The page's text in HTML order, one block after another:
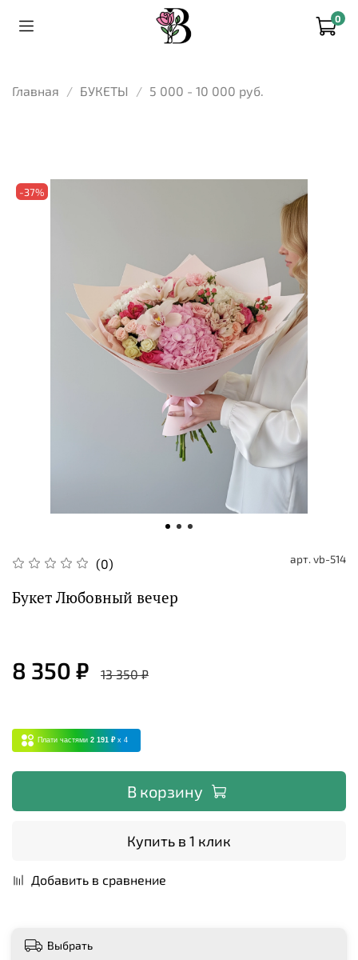
0
Главная БУКЕТЫ 5 000 - 10 000 руб.
-37%
(0) арт. vb-514
Букет Любовный вечер
8 350 ₽ 13 350 ₽
Плати частями 2 191 ₽ x 4
В корзину
Купить в 1 клик
Добавить в сравнение
Выбрать